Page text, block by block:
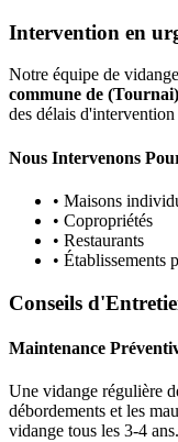
Intervention en
Notre équipe de
commune de (Tournai)
des délais d'intervention
Nous Intervenons
• Maisons
• Copropriétés
• Restaurants
• Établissements
Conseils
Maintenance
Une vidange régulière
débordements et les
vidange tous les 3-4 ans.